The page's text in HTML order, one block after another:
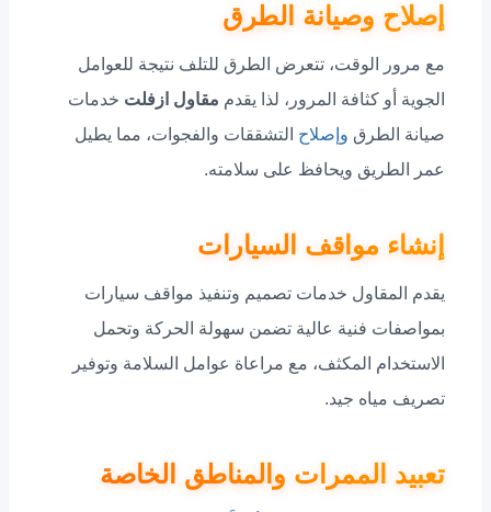
إصلاح وصيانة الطرق
مع مرور الوقت، تتعرض الطرق للتلف نتيجة للعوامل
الجوية أو كثافة المرور، لذا يقدم مقاول ازفلت خدمات
صيانة الطرق وإصلاح التشققات والفجوات، مما يطيل
عمر الطريق ويحافظ على سلامته.
إنشاء مواقف السيارات
يقدم المقاول خدمات تصميم وتنفيذ مواقف سيارات
بمواصفات فنية عالية تضمن سهولة الحركة وتحمل
الاستخدام المكثف، مع مراعاة عوامل السلامة وتوفير
تصريف مياه جيد.
تعبيد الممرات والمناطق الخاصة